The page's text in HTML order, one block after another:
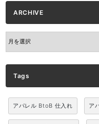
ARCHIVE
ARCHIVE
Tags
アパレル BtoB 仕入れ ア